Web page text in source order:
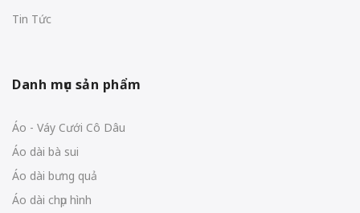
Tin Tức
Danh mục sản phẩm
Áo - Váy Cưới Cô Dâu
Áo dài bà sui
Áo dài bưng quả
Áo dài chụp hình